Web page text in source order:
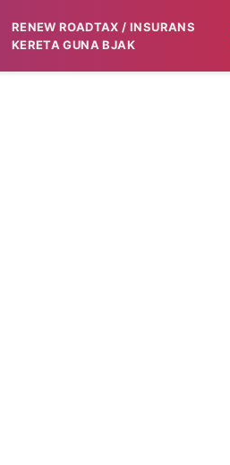
RENEW ROADTAX / INSURANS
KERETA GUNA BJAK